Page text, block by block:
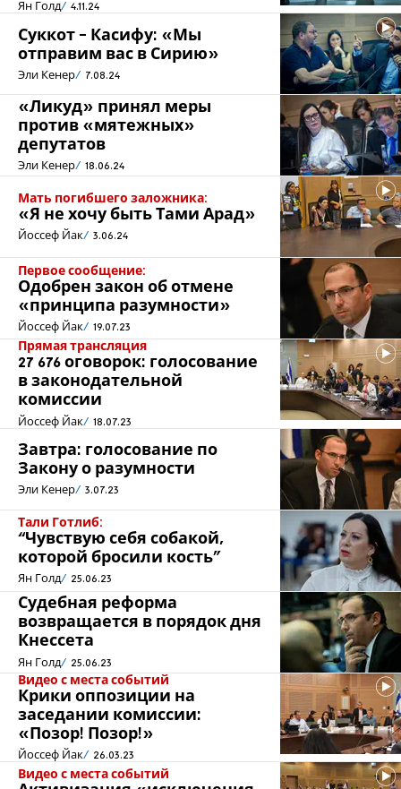
Ян Голд 4.11.24
Суккот - Касифу: «Мы
отправим вас в Сирию»
Эли Кенер 7.08.24
«Ликуд» принял меры
против «мятежных»
депутатов
Эли Кенер 18.06.24
Мать погибшего заложника:
«Я не хочу быть Тами Арад»
Йоссеф Йак 3.06.24
Первое сообщение:
Одобрен закон об отмене
«принципа разумности»
Йоссеф Йак 19.07.23
Прямая трансляция
27 676 оговорок: голосование
в законодательной
комиссии
Йоссеф Йак 18.07.23
Завтра: голосование по
Закону о разумности
Эли Кенер 3.07.23
Тали Готлиб:
“Чувствую себя собакой,
которой бросили кость”
Ян Голд 25.06.23
Судебная реформа
возвращается в порядок дня
Кнессета
Ян Голд 25.06.23
Видео с места событий
Крики оппозиции на
заседании комиссии:
«Позор! Позор!»
Йоссеф Йак 26.03.23
Видео с места событий